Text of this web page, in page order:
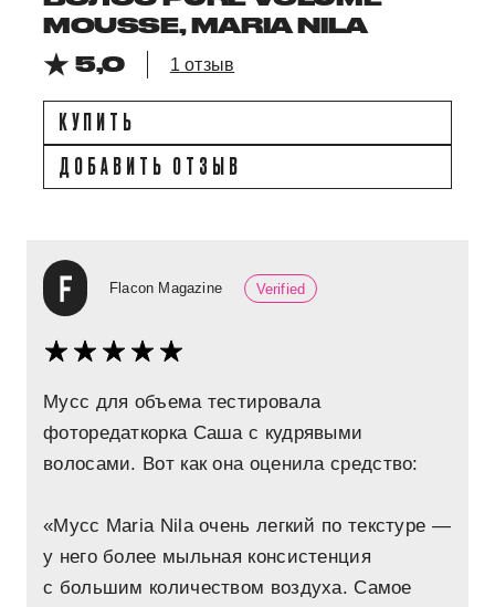
MOUSSE, MARIA NILA
5,0
1 отзыв
КУПИТЬ
ДОБАВИТЬ ОТЗЫВ
Flacon Magazine Verified
Мусс для объема тестировала
фоторедаткорка Саша с кудрявыми
волосами. Вот как она оценила средство:
«Мусс Maria Nila очень легкий по текстуре —
у него более мыльная консистенция
с большим количеством воздуха. Самое